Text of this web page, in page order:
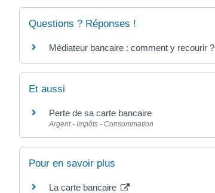
Questions ? Réponses !
Médiateur bancaire : comment y recourir ?
Et aussi
Perte de sa carte bancaire
Argent - Impôts - Consommation
Pour en savoir plus
La carte bancaire